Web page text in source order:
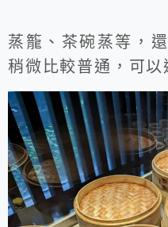
蒸籠、茶碗蒸等，
稍微比較普通，可以